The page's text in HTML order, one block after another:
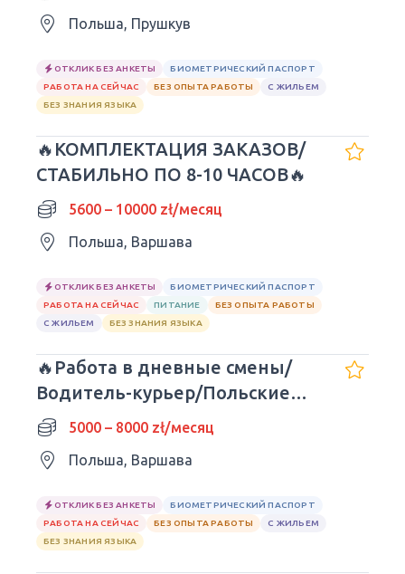
Польша, Прушкув
ОТКЛИК БЕЗ АНКЕТЫ
БИОМЕТРИЧЕСКИЙ ПАСПОРТ
РАБОТА НА СЕЙЧАС
БЕЗ ОПЫТА РАБОТЫ
С ЖИЛЬЕМ
БЕЗ ЗНАНИЯ ЯЗЫКА
🔥КОМПЛЕКТАЦИЯ ЗАКАЗОВ/
СТАБИЛЬНО ПО 8-10 ЧАСОВ🔥
5600 – 10000 zł/месяц
Польша, Варшава
ОТКЛИК БЕЗ АНКЕТЫ
БИОМЕТРИЧЕСКИЙ ПАСПОРТ
РАБОТА НА СЕЙЧАС
ПИТАНИЕ
БЕЗ ОПЫТА РАБОТЫ
С ЖИЛЬЕМ
БЕЗ ЗНАНИЯ ЯЗЫКА
🔥Работа в дневные смены/
Водитель-курьер/Польские
права5000 – 8000 zł/месяц
Польша, Варшава
ОТКЛИК БЕЗ АНКЕТЫ
БИОМЕТРИЧЕСКИЙ ПАСПОРТ
РАБОТА НА СЕЙЧАС
БЕЗ ОПЫТА РАБОТЫ
С ЖИЛЬЕМ
БЕЗ ЗНАНИЯ ЯЗЫКА